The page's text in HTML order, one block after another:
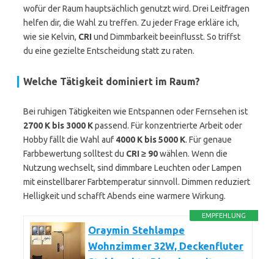
wofür der Raum hauptsächlich genutzt wird. Drei Leitfragen
helfen dir, die Wahl zu treffen. Zu jeder Frage erkläre ich,
wie sie Kelvin, CRIund Dimmbarkeit beeinflusst. So triffst
du eine gezielte Entscheidung statt zu raten.
Welche Tätigkeit dominiert im Raum?
Bei ruhigen Tätigkeiten wie Entspannen oder Fernsehen ist
2700 K bis 3000 Kpassend. Für konzentrierte Arbeit oder
Hobby fällt die Wahl auf 4000 K bis 5000 K. Für genaue
Farbbewertung solltest du CRI ≥ 90wählen. Wenn die
Nutzung wechselt, sind dimmbare Leuchten oder Lampen
mit einstellbarer Farbtemperatur sinnvoll. Dimmen reduziert
Helligkeit und schafft Abends eine warmere Wirkung.
EMPFEHLUNG
Oraymin Stehlampe
Wohnzimmer 32W, Deckenfluter